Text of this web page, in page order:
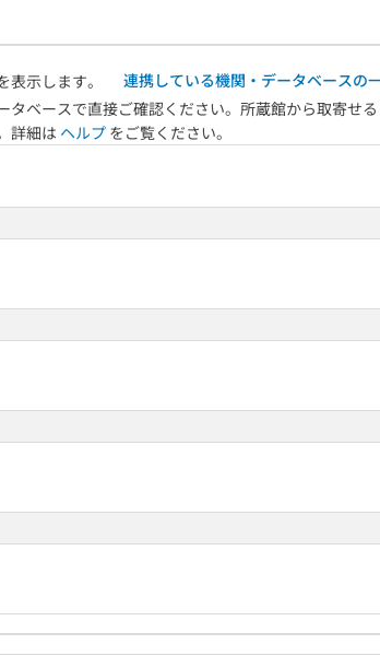
示します。
連携している機関・データベースの
ベースで直接ご確認ください。所蔵館から取寄せ
詳細は ヘルプ をご覧ください。